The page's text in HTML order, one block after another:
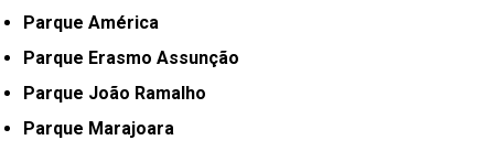
Parque América
Parque Erasmo Assunção
Parque João Ramalho
Parque Marajoara